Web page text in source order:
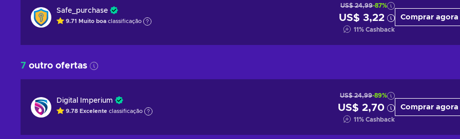
Safe_purchase
9.71 Muito boa classificação
US$ 24,99-87%
US$ 3,22
11% Cashback
Comprar agora
7 outro ofertas
Digital Imperium
9.78 Excelente classificação
US$ 24,99-89%
US$ 2,70
11% Cashback
Comprar agora